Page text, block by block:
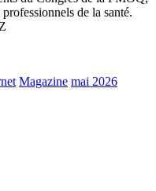
de la santé.
Magazine mai 2026